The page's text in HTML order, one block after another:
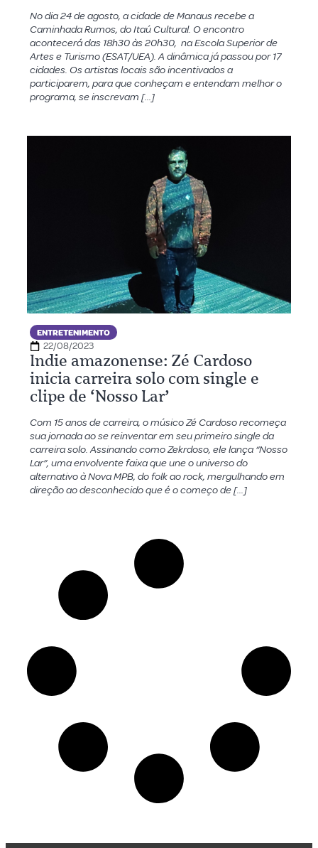
No dia 24 de agosto, a cidade de Manaus recebe a
Caminhada Rumos, do Itaú Cultural. O encontro
acontecerá das 18h30 às 20h30, na Escola Superior de
Artes e Turismo (ESAT/UEA). A dinâmica já passou por 17
cidades. Os artistas locais são incentivados a
participarem, para que conheçam e entendam melhor o
programa, se inscrevam […]
ENTRETENIMENTO
22/08/2023
Indie amazonense: Zé Cardoso
inicia carreira solo com single e
clipe de ‘Nosso Lar’
Com 15 anos de carreira, o músico Zé Cardoso recomeça
sua jornada ao se reinventar em seu primeiro single da
carreira solo. Assinando como Zekrdoso, ele lança “Nosso
Lar”, uma envolvente faixa que une o universo do
alternativo à Nova MPB, do folk ao rock, mergulhando em
direção ao desconhecido que é o começo de […]